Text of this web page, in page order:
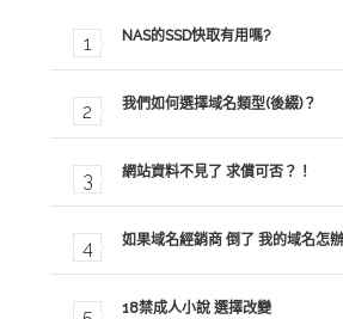
NAS的SSD快取有用嗎?
我們如何選擇域名類型(後綴)？
網站資料不見了 求償可否？！
如果域名經銷商 倒了 我的域名怎
18禁成人小說 選擇改變